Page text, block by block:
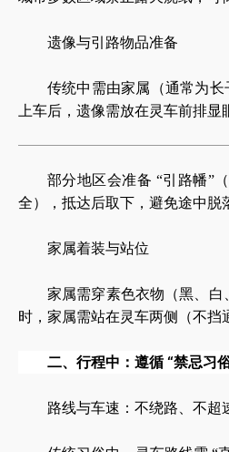
遗像与引路物品准备
传统中需由家属（通常为
上车后，遗像需放在灵车前排
部分地区会准备 “引路幡”
全），抵达后取下，避免途中脱
家属着装与站位
家属需穿素色衣物（黑、
时，家属需站在灵车两侧（不挡
二、行程中：遵循 “禁忌习
路线与车速：不绕路、不超